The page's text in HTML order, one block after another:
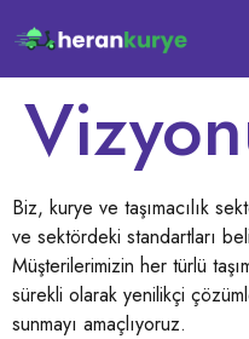
Biz, kurye ve taşımacılık
ve sektördeki standartları
Müşterilerimizin her türlü
sürekli olarak yenilikçi
sunmayı amaçlıyoruz.